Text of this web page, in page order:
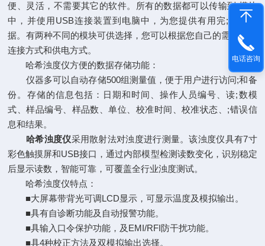
便、灵活，不需要其它的软件。所有的数据都可以传输到;模块
中，并使用USB连接装置到电脑中，为您提供有用完;整的数
据。有两种不同的模块可供选择，您可以根据您自己的需要确定
连接方式和供电方式。
哈希浊度仪方便的数据存储功能：
仪器多可以自动存储500组测量值，便于用户进行访问;和备
份。存储的信息包括：日期和时间、操作人员编号、读;数模
式、样品编号、样品数、单位、校准时间、校准状态、;错误信
息和结果。
哈希浊度仪采用散射法对浊度进行测量。该浊度仪具有7寸
彩色触摸屏和USB接口，通过内部模型检测读数变化，识别稳定
后显示读数，智能可靠，可覆盖全行业浊度测试。
哈希浊度仪特点：
■大屏幕带背光可调LCD显示，可显示温度及模拟输出。
■具有自诊断功能及自动报警功能。
■具输入口令保护功能，及EMI/RFI防干扰功能。
■具4种校正方法及双模拟输出选择。
电话咨询